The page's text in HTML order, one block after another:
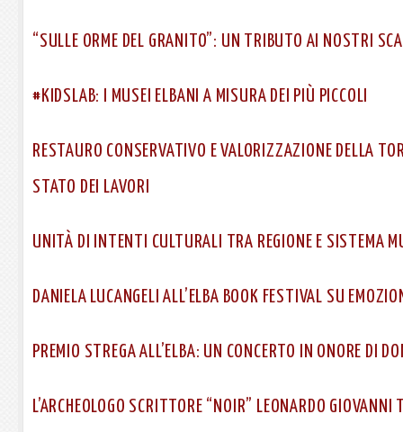
“SULLE ORME DEL GRANITO”: UN TRIBUTO AI NOSTRI
#KIDSLAB: I MUSEI ELBANI A MISURA DEI PIÙ PICCOLI
RESTAURO CONSERVATIVO E VALORIZZAZIONE DELLA
STATO DEI LAVORI
UNITÀ DI INTENTI CULTURALI TRA REGIONE E SISTEMA
DANIELA LUCANGELI ALL’ELBA BOOK FESTIVAL SU
PREMIO STREGA ALL’ELBA: UN CONCERTO IN ONORE DI
L’ARCHEOLOGO SCRITTORE “NOIR” LEONARDO